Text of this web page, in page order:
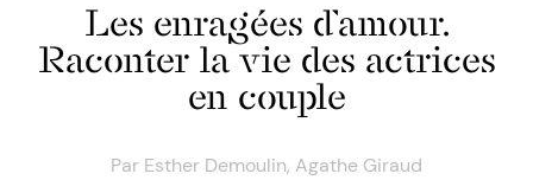
Les enragées d’amour.
Raconter la vie des actrices
en couple
Par Esther Demoulin, Agathe Giraud